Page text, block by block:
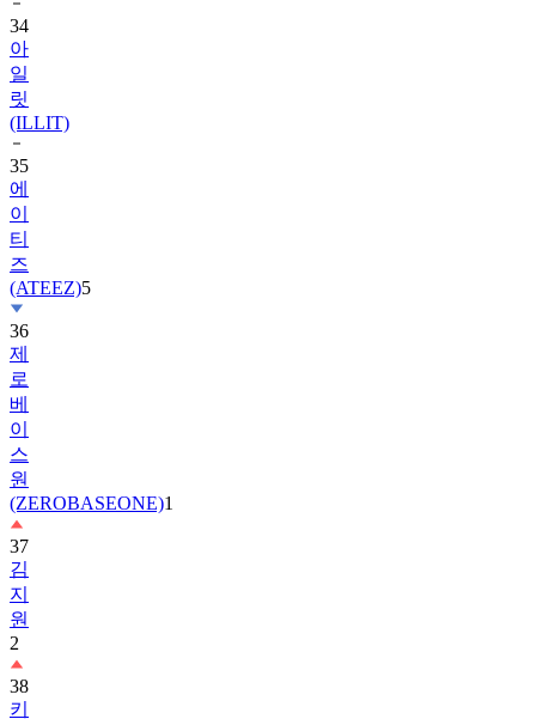
아
일
릿
(ILLIT)
35
에
이
티
즈
(ATEEZ)
36
제
로
베
이
스
원
(ZEROBASEONE)
37
김
지
원
2
38
키
키
(KiiiKiii)